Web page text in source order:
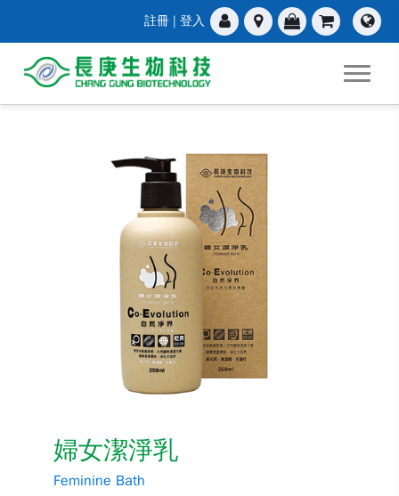
註冊 | 登入
婦女潔淨乳
Feminine Bath